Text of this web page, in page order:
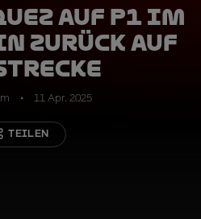
auf P1 im
zurück auf
11 Apr. 2025
TEILEN